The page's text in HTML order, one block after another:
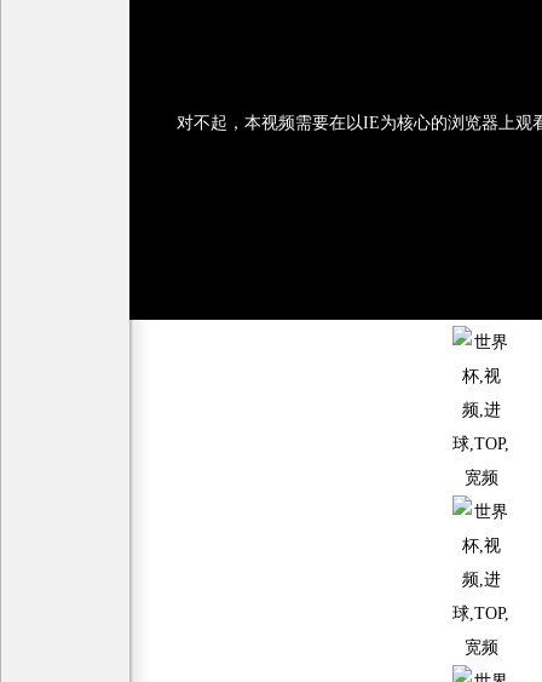
对不起，本视频需要在以IE为核心的浏览器上观